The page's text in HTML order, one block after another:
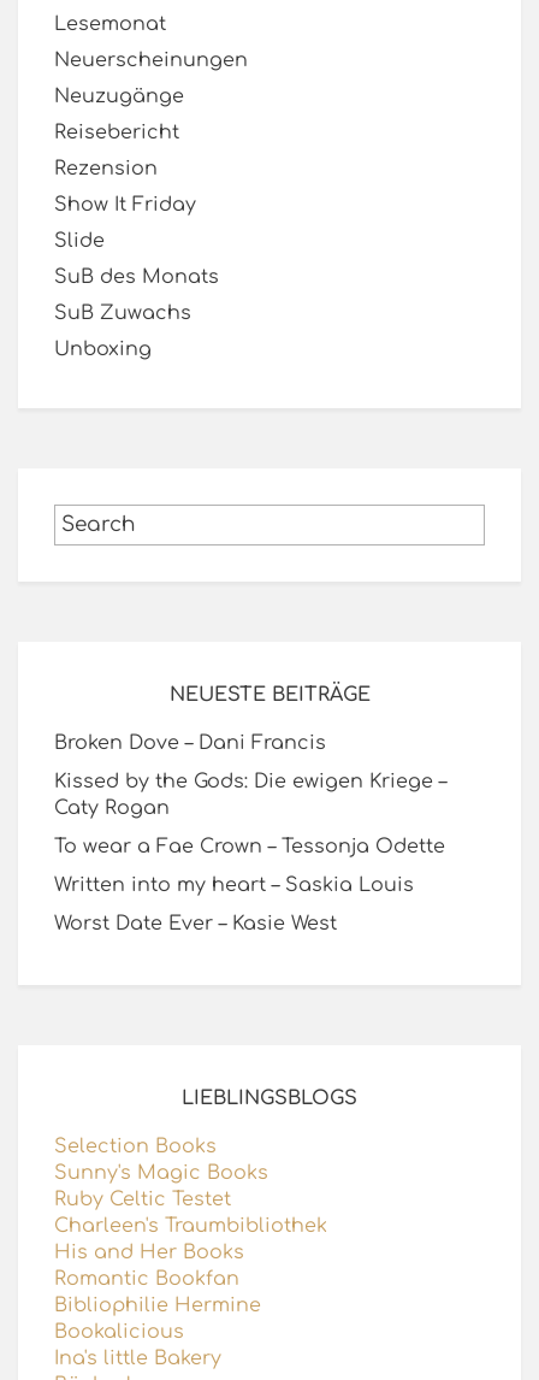
Lesemonat
Neuerscheinungen
Neuzugänge
Reisebericht
Rezension
Show It Friday
Slide
SuB des Monats
SuB Zuwachs
Unboxing
NEUESTE BEITRÄGE
Broken Dove – Dani Francis
Kissed by the Gods: Die ewigen Kriege –
Caty Rogan
To wear a Fae Crown – Tessonja Odette
Written into my heart – Saskia Louis
Worst Date Ever – Kasie West
LIEBLINGSBLOGS
Selection Books
Sunny's Magic Books
Ruby Celtic Testet
Charleen's Traumbibliothek
His and Her Books
Romantic Bookfan
Bibliophilie Hermine
Bookalicious
Ina's little Bakery